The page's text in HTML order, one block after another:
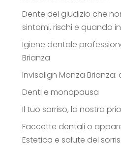
Dente del giudizio che
sintomi, rischi e quando
Igiene dentale
Brianza
Invisalign Monza
Denti e monopausa
Il tuo sorriso, la nostra
Faccette dentali o
Estetica e salute del